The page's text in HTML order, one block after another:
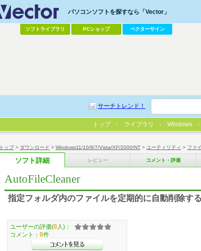
トップ> ダウンロード > Windows11/10/8/7/Vista/XP/2000/NT > ユーティリティ > ファ
ソフト詳細 レビュー コメント・評価
AutoFileCleaner
指定フォルダ内のファイルを定期的に自動削除する
ユーザーの評価(0 人)：
コメント： 0件
パソコンソフトを探すなら「Vector」
ソフトライブラリ PCショップ ベクターサイン
サーチトレンド！
トップ ライブラリ Windows